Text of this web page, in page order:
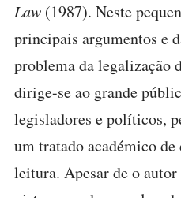
Law (1987). Neste
principais argumentos e
problema da legalização
dirige-se ao grande
legisladores e políticos,
um tratado académico
leitura. Apesar de o